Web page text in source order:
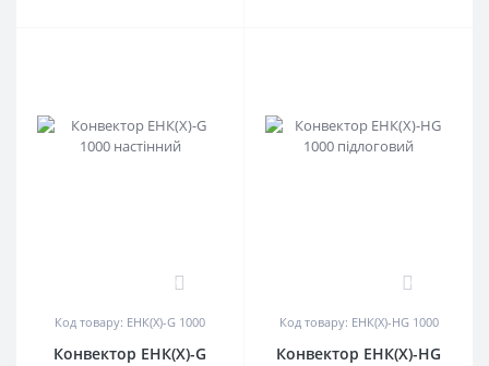
Код товару: ЕНК(Х)-G 1000
Конвектор ЕНК(Х)-G
Код товару: ЕНК(Х)-HG 1000
Конвектор ЕНК(Х)-HG